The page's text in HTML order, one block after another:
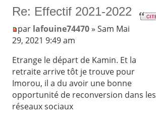
Re: Effectif 2021-2022
par lafouine74470» Sam Mai
29, 2021 9:49 am
Etrange le départ de Kamin. Et la
retraite arrive tôt je trouve pour
Imorou, il a du avoir une bonne
opportunité de reconversion dans les
réseaux sociaux